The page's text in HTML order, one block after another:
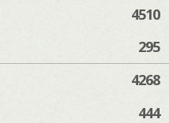
4510
295
4268
444